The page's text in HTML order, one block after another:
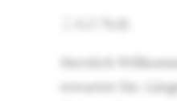
Herzlich
erwartet Sie.